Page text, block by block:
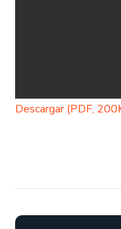
Descargar (PDF,